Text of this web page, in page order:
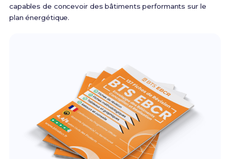
capables de concevoir des bâtiments performants sur le
plan énergétique.